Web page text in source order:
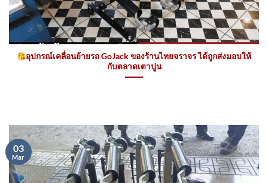
อุปกรณ์เคลื่อนย้ายรถ GoJack ของร้านไทยจราจร ได้ถูกส่งมอบให้
กับตลาดเตาปูน
03
Mar